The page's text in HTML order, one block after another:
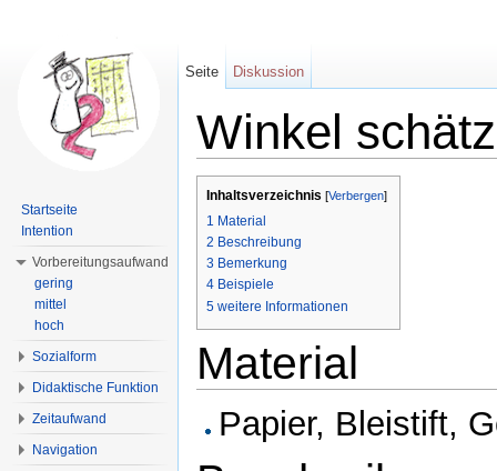
Winkel
Inhaltsverzeichnis [Verbergen]
1 Material
2 Beschreibung
3 Bemerkung
4 Beispiele
5 weitere Informationen
Material
Papier, Bleistift,
Seite Diskussion
Startseite
Intention
Vorbereitungsaufwand
gering
mittel
hoch
Sozialform
Didaktische Funktion
Zeitaufwand
Navigation